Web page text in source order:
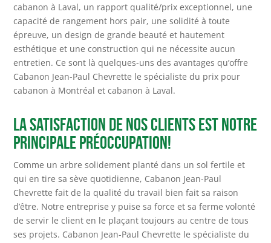
cabanon à Laval, un rapport qualité/prix exceptionnel, une
capacité de rangement hors pair, une solidité à toute
épreuve, un design de grande beauté et hautement
esthétique et une construction qui ne nécessite aucun
entretien. Ce sont là quelques-uns des avantages qu’offre
Cabanon Jean-Paul Chevrette le spécialiste du prix pour
cabanon à Montréal et cabanon à Laval.
La satisfaction de nos clients est notre
principale préoccupation!
Comme un arbre solidement planté dans un sol fertile et
qui en tire sa sève quotidienne, Cabanon Jean-Paul
Chevrette fait de la qualité du travail bien fait sa raison
d’être. Notre entreprise y puise sa force et sa ferme volonté
de servir le client en le plaçant toujours au centre de tous
ses projets. Cabanon Jean-Paul Chevrette le spécialiste du